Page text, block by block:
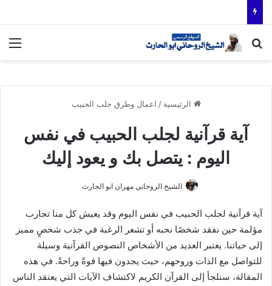
بحث عن
الرئيسية / اعمال وطرق جلب الحبيب
آية قرآنية لجلب الحبيب في نفس
اليوم : يتصل بك و يعود إليك
الشيخ الروحاني مهران ابو الحارث
آية قرآنية لجلب الحبيب في نفس اليوم وقد يعيش كل منا تجارب
مؤلمة حين نفقد شخصًا نحبه أو تشعر الرغبة في جذب شخصٍ مميز
إلى حياتنا. يعتبر العديد من الأشخاص النصوص القرآنية وسيلة
للتواصل مع الذات وروحهم، حيث يجدون فيها قوةً وراحةً. في هذه
المقالة، سنلجأ إلى القرآن الكريم لاكتشاف الآيات التي يعتقد الناس